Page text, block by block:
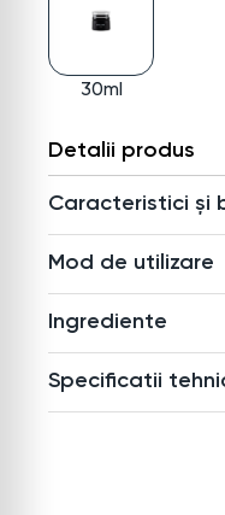
30ml
Detalii produs
Caracteristici și
Mod de utilizare
Ingrediente
Specificatii